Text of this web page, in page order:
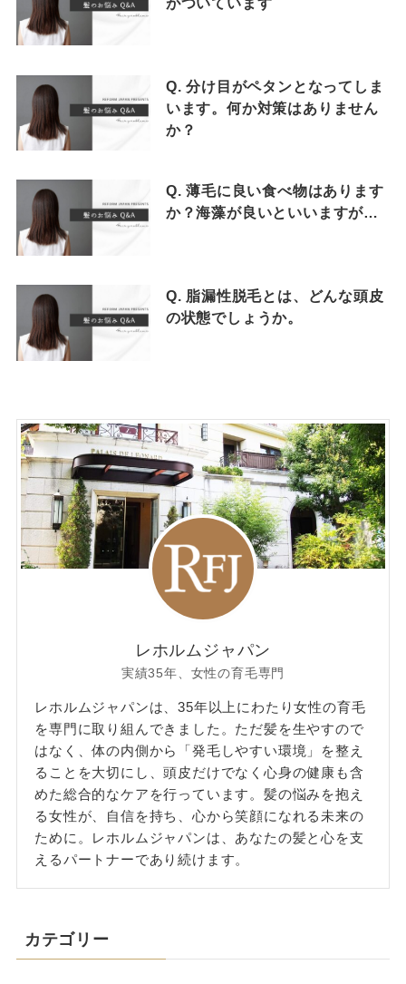
Q. 分け目がペタンとなってしま
います。何か対策はありません
か？
Q. 薄毛に良い食べ物はあります
か？海藻が良いといいますが…
Q. 脂漏性脱毛とは、どんな頭皮
の状態でしょうか。
レホルムジャパン
実績35年、女性の育毛専門
レホルムジャパンは、35年以上にわたり女性の育毛
を専門に取り組んできました。ただ髪を生やすので
はなく、体の内側から「発毛しやすい環境」を整え
ることを大切にし、頭皮だけでなく心身の健康も含
めた総合的なケアを行っています。髪の悩みを抱え
る女性が、自信を持ち、心から笑顔になれる未来の
ために。レホルムジャパンは、あなたの髪と心を支
えるパートナーであり続けます。
カテゴリー